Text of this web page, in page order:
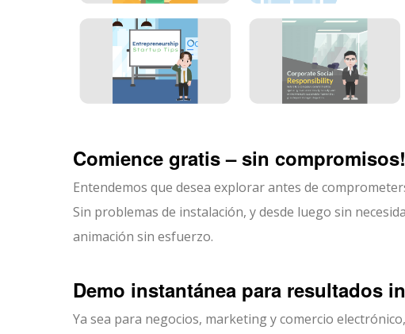
Comience gratis – sin compromisos!
Entendemos que desea explorar antes de
Sin problemas de instalación, y desde luego sin
animación sin esfuerzo.
Demo instantánea para resultados
Ya sea para negocios, marketing y comercio